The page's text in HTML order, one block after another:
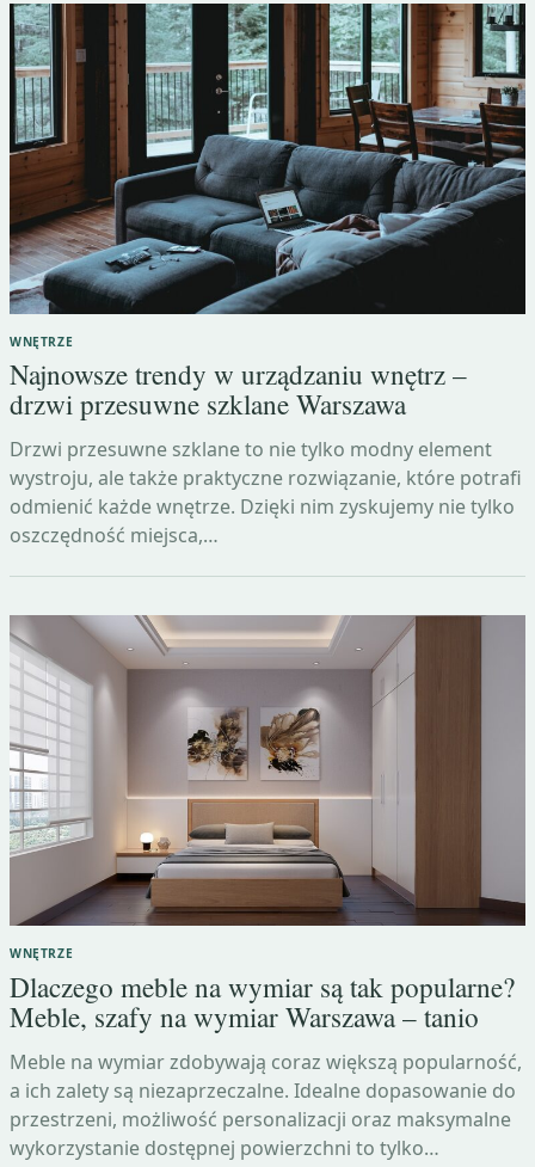
WNĘTRZE
Najnowsze trendy w urządzaniu wnętrz –
drzwi przesuwne szklane Warszawa
Drzwi przesuwne szklane to nie tylko modny element
wystroju, ale także praktyczne rozwiązanie, które potrafi
odmienić każde wnętrze. Dzięki nim zyskujemy nie tylko
oszczędność miejsca,…
WNĘTRZE
Dlaczego meble na wymiar są tak popularne?
Meble, szafy na wymiar Warszawa – tanio
Meble na wymiar zdobywają coraz większą popularność,
a ich zalety są niezaprzeczalne. Idealne dopasowanie do
przestrzeni, możliwość personalizacji oraz maksymalne
wykorzystanie dostępnej powierzchni to tylko…